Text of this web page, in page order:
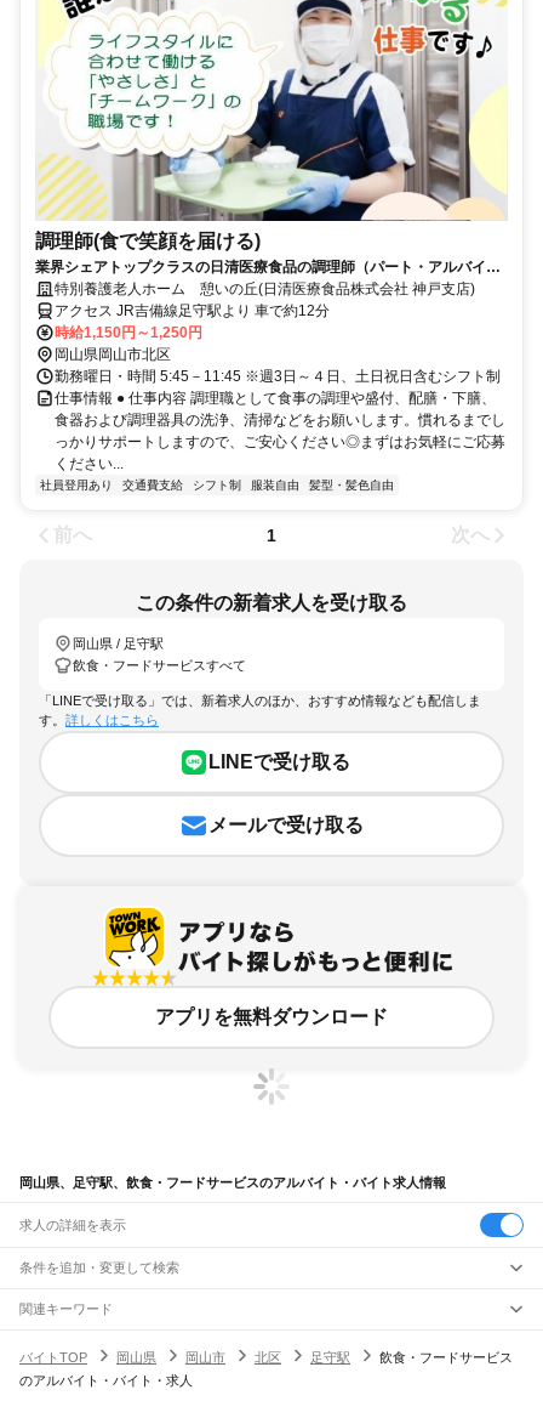
調理師(食で笑顔を届ける)
業界シェアトップクラスの日清医療食品の調理師（パート・アルバイ
ト）求人
特別養護老人ホーム 憩いの丘(日清医療食品株式会社 神戸支店)
アクセス JR吉備線足守駅より 車で約12分
時給1,150円～1,250円
岡山県岡山市北区
勤務曜日・時間 5:45－11:45 ※週3日～４日、土日祝日含むシフト制
仕事情報 ● 仕事内容 調理職として食事の調理や盛付、配膳・下膳、
食器および調理器具の洗浄、清掃などをお願いします。慣れるまでし
っかりサポートしますので、ご安心ください◎まずはお気軽にご応募
ください...
社員登用あり 交通費支給 シフト制 服装自由 髪型・髪色自由
前へ 1 次へ
この条件の新着求人を受け取る
岡山県 / 足守駅
飲食・フードサービスすべて
「LINEで受け取る」では、新着求人のほか、おすすめ情報なども配信しま
す。 詳しくはこちら
LINEで受け取る
メールで受け取る
アプリを無料ダウンロード
岡山県、足守駅、飲食・フードサービスのアルバイト・バイト求人情報
求人の詳細を表示
条件を追加・変更して検索
市区町村を追加・変更
岡山県すべて
岡山市 すべて
駅を追加・変更
職種を追加・変更
関連キーワード
バイトTOP
岡山県 岡山市 北区 足守駅
飲食・フードサービス
のアルバイト・バイト・求人